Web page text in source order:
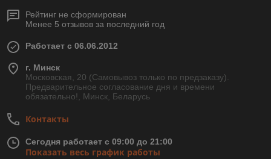
Рейтинг не сформирован
Менее 5 отзывов за последний год
Работает с 06.06.2012
г. Минск
Московская, 20 (Самовывоз только по предзаказу).
Предварительное согласование дня и времени
обязательно!, Минск, Беларусь
Контакты
Сегодня работает с 09:00 до 21:00
Показать весь график работы